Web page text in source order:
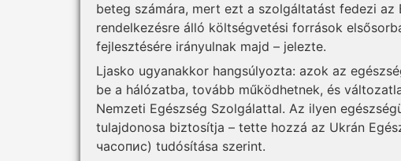
beteg számára, mert ezt a szolgáltatást fedezi az
rendelkezésre álló költségvetési források
fejlesztésére irányulnak majd – jelezte.
Ljasko ugyanakkor hangsúlyozta: azok az
be a hálózatba, tovább működhetnek, és
Nemzeti Egészség Szolgálattal. Az ilyen
tulajdonosa biztosítja – tette hozzá az Ukrán
часопис) tudósítása szerint.